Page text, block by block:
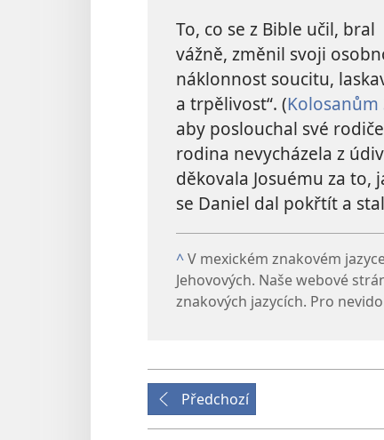
To, co se z Bible učil, bral
vážně, změnil svoji
náklonnost soucitu,
a trpělivost“. (Kolosanům
aby poslouchal své
rodina nevycházela z
děkovala Josuému za to,
se Daniel dal pokřtít a
^V mexickém znakovém
Jehovových. Naše webové
znakových jazycích. Pro
Předchozí